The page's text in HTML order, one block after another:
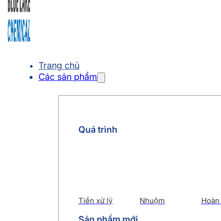
Trang chủ
Các sản phẩm
Quá trình
Tiền xử lý Nhuộm